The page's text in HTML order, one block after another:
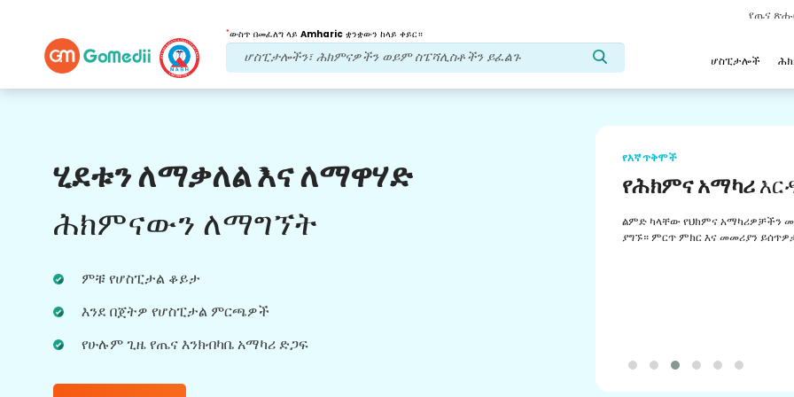
የጤና
*ውስጥ በመፈለግ ላይ Amharic ቋንቋውን ከላይ ቀይር።
ሆስፒታሎች
ሂደቱን ለማቃለል እና ለማዋሃድ
ሕክምናውን ለማግኘት
ምቹ የሆስፒታል ቆይታ
እንደ በጀትዎ የሆስፒታል ምርጫዎች
የሁሉም ጊዜ የጤና እንክብካቤ አማካሪ ድጋፍ
የድህረ ህክምናክትትል
የሚደረግበት እንክብካቤ
በሕክምና ፍላጎቶችዎ ላይ መደበኛ ዝመናዎች።
የእኛ ጥቅሞች
የሕክምና አማካሪ
ልምድ ካላቸው የህክምና አማካሪዎቻችን
ያግኙ። ምርጥ ምክር እና መመሪያን